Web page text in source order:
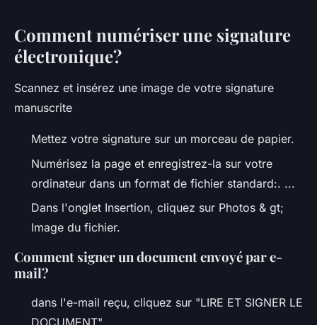
Comment numériser une signature
électronique?
Scannez et insérez une image de votre signature
manuscrite
Mettez votre signature sur un morceau de papier.
Numérisez la page et enregistrez-la sur votre
ordinateur dans un format de fichier standard:. ...
Dans l'onglet Insertion, cliquez sur Photos & gt;
Image du fichier.
Comment signer un document envoyé par e-
mail?
dans l'e-mail reçu, cliquez sur "LIRE ET SIGNER LE
DOCUMENT"